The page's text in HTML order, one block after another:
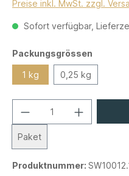
Preise inkl. MwSt. zzgl.
Sofort verfügbar,
Packungsgrössen
1 kg 0,25 kg
Paket
Produktnummer: